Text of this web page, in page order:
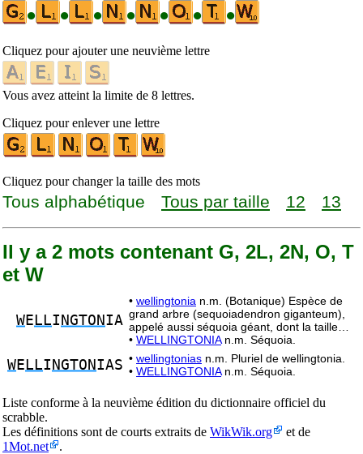
•
• • • • • •
Cliquez pour ajouter une neuvième lettre
Vous avez atteint la limite de 8 lettres.
Cliquez pour enlever une lettre
Cliquez pour changer la taille des mots
Tous alphabétique Tous par taille 12 13
Il y a 2 mots contenant G, 2L, 2N, O, T
et W
WE LLI NGTON IA
• wellingtonia n.m. (Botanique) Espèce de
grand arbre (sequoiadendron giganteum),
appelé aussi séquoia géant, dont la taille…
• WELLINGTONIAn.m. Séquoia.
WE LLI NGTON IAS • wellingtonias n.m. Pluriel de wellingtonia.
• WELLINGTONIAn.m. Séquoia.
Liste conforme à la neuvième édition du dictionnaire officiel du
scrabble.
Les définitions sont de courts extraits de WikWik.org
et de
1Mot.net
.